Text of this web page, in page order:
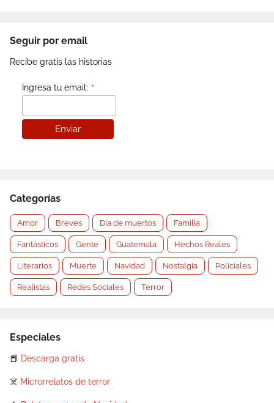
Seguir por email
Recibe gratis las historias
Ingresa tu email: *
Categorías
Amor Breves Día de muertos Familia
Fantásticos Gente Guatemala Hechos Reales
Literarios Muerte Navidad Nostalgia Policiales
Realistas Redes Sociales Terror
Especiales
📕 Descarga gratis
☠️ Microrrelatos de terror